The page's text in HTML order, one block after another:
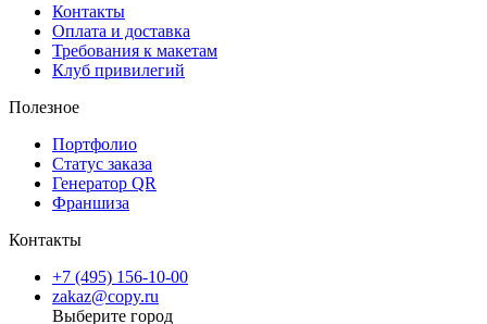
Контакты
Оплата и доставка
Требования к макетам
Клуб привилегий
Полезное
Портфолио
Статус заказа
Генератор QR
Франшиза
Контакты
+7 (495) 156-10-00
zakaz@copy.ru